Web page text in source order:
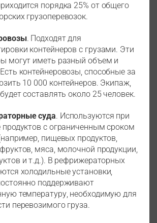
порядка 25% от общего
грузоперевозок.
. Подходят для
контейнеров с грузами. Эти
могут иметь разный объем и
контейнеровозы, способные за
10 000 контейнеров. Экипаж,
составлять около 25 человек.
суда. Используются при
продуктов с ограниченным сроком
пищевых продуктов,
мяса, молочной продукции,
и т.д.). В рефрижераторных
холодильные установки,
поддерживают
температуру, необходимую для
перевозимого груза.